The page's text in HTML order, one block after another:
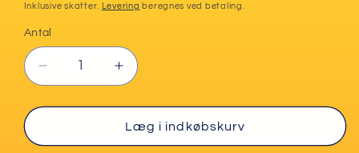
Inklusive skatter. Levering beregnes ved betaling.
Antal
Reducer
antallet
for
PM602
Øg
antallet
for
Panasonic
PM602
Læg i indkøbskurv